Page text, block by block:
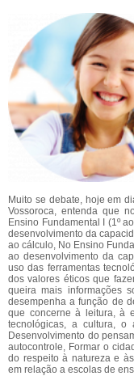
Muito se debate, hoje em
Vossoroca, entenda que
Ensino Fundamental I (1º
desenvolvimento da
ao cálculo, No Ensino
ao desenvolvimento da
uso das ferramentas
dos valores éticos que
queira mais informações
desempenha a função de
que concerne à leitura, à
tecnológicas, a cultura,
Desenvolvimento do
autocontrole, Formar o
do respeito à natureza e
em relação a escolas de